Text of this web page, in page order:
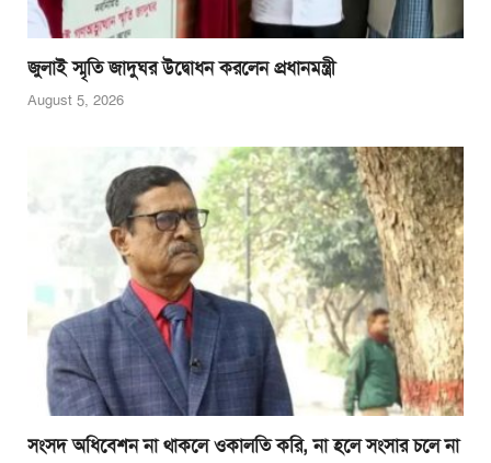
জুলাই স্মৃতি জাদুঘর উদ্বোধন করলেন প্রধানমন্ত্রী
August 5, 2026
সংসদ অধিবেশন না থাকলে ওকালতি করি, না হলে সংসার চলে না